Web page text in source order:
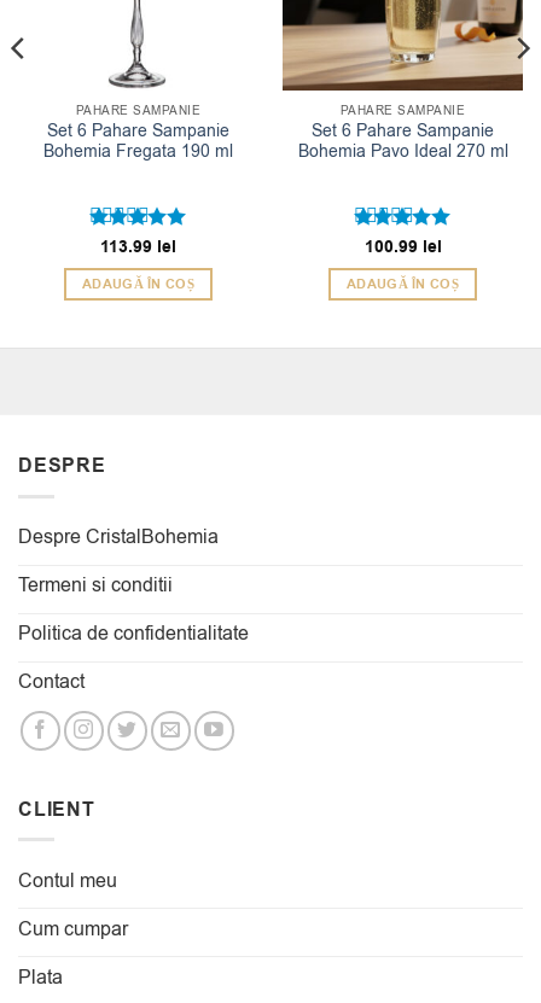
PAHARE SAMPANIE
Set 6 Pahare Sampanie
Bohemia Fregata 190 ml
Evaluat la
5din 5
113.99 lei
ADAUGĂ ÎN COȘ
PAHARE SAMPANIE
Set 6 Pahare Sampanie
Bohemia Pavo Ideal 270 ml
Evaluat la
5din 5
100.99 lei
ADAUGĂ ÎN COȘ
DESPRE
Despre CristalBohemia
Termeni si conditii
Politica de confidentialitate
Contact
CLIENT
Contul meu
Cum cumpar
Plata